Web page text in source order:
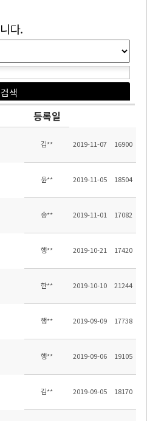
다.
등록일
학습 정산내역 김** 2019-11-07 16900
지원 안내장 및 신청서
윤** 2019-11-05 18504
원 추가 초빙 공고송** 2019-11-01 17082
학습, 수학여행 여행자보험 보장내용안내
행** 2019-10-21 17420
한** 2019-10-10 21244
결과 안내 행** 2019-09-09 17738
내 행** 2019-09-06 19105
후학교 수강료 안내김** 2019-09-05 18170